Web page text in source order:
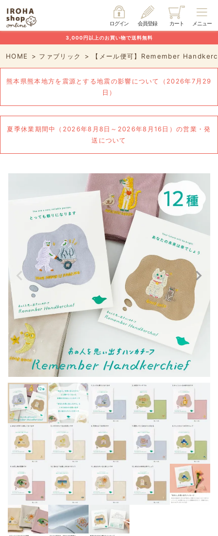
メニュー
カート
会員登録
ログイン
3,000円以上のお買い物で送料無料
HOME ファブリック 【メール便可】Remember
熊本県熊本地方を震源とする地震の影響について（2026年7月29
日）
夏季休業期間中（2026年8月8日～2026年8月16日）の営業・発
送について